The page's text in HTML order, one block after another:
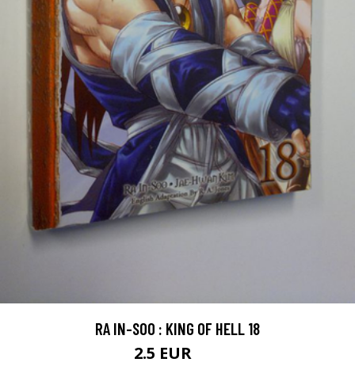
RA IN-SOO : KING OF HELL 18
2.5 EUR